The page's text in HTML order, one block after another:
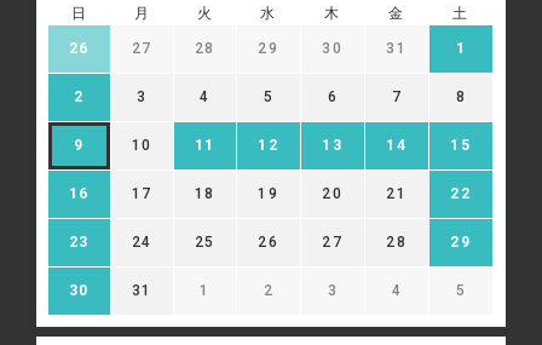
日 月 火 水 木 金 土
26 27 28 29 30 31 1
2 3 4 5 6 7 8
9 10 11 12 13 14 15
16 17 18 19 20 21 22
23 24 25 26 27 28 29
30 31 1 2 3 4 5